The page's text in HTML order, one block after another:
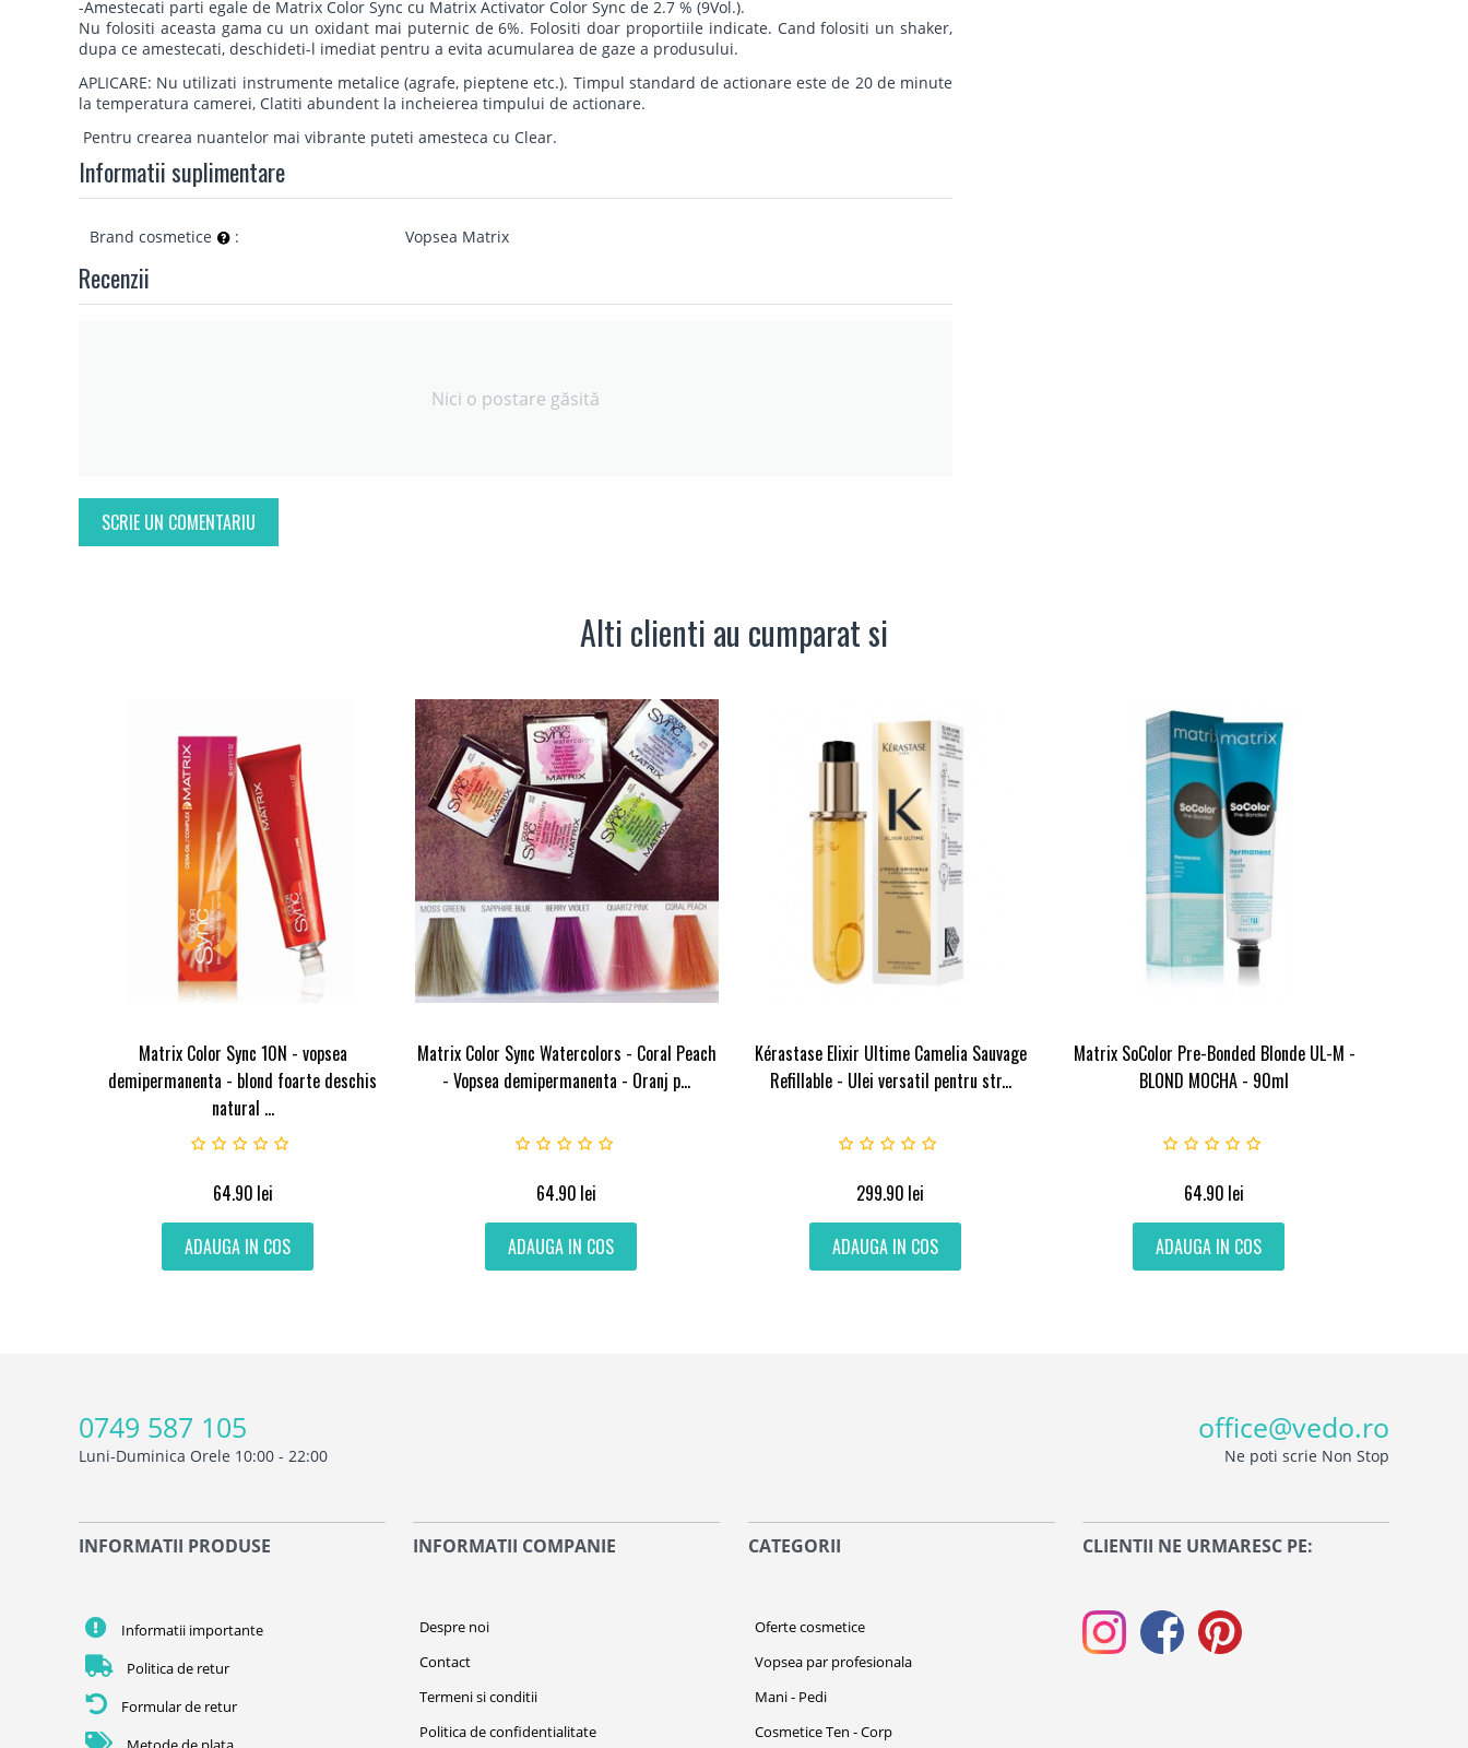
-Amestecati parti egale de Matrix Color Sync cu Matrix Activator Color Sync de 2.7 % (9Vol.).
Nu folositi aceasta gama cu un oxidant mai puternic de 6%. Folositi doar proportiile indicate. Cand folositi un shaker,
dupa ce amestecati, deschideti-l imediat pentru a evita acumularea de gaze a produsului.
APLICARE: Nu utilizati instrumente metalice (agrafe, pieptene etc.). Timpul standard de actionare este de 20 de minute
la temperatura camerei, Clatiti abundent la incheierea timpului de actionare.
Pentru crearea nuantelor mai vibrante puteti amesteca cu Clear.
Informatii suplimentare
Brand cosmetice : Vopsea Matrix
Recenzii
Nici o postare găsită
SCRIE UN COMENTARIU
Alti clienti au cumparat si
Matrix Color Sync 10N - vopsea
demipermanenta - blond foarte deschis
natural ...
64.90 lei
ADAUGA IN COS
Matrix Color Sync Watercolors - Coral Peach
- Vopsea demipermanenta - Oranj p...
64.90 lei
ADAUGA IN COS
Kérastase Elixir Ultime Camelia Sauvage
Refillable - Ulei versatil pentru str...
299.90 lei
ADAUGA IN COS
Matrix SoColor Pre-Bonded Blonde UL-M -
BLOND MOCHA - 90ml
64.90 lei
ADAUGA IN COS
0749 587 105
Luni-Duminica Orele 10:00 - 22:00
office@vedo.ro
Ne poti scrie Non Stop
INFORMATII PRODUSE
Informatii importante
Politica de retur
Formular de retur
INFORMATII COMPANIE
Despre noi
Contact
Termeni si conditii
Politica de confidentialitate
CATEGORII
Oferte cosmetice
Vopsea par profesionala
Mani - Pedi
Cosmetice Ten - Corp
CLIENTII NE URMARESC PE: